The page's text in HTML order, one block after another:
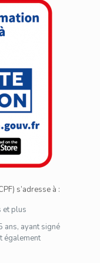
s’adresse à :
et plus
ans, ayant signé
également